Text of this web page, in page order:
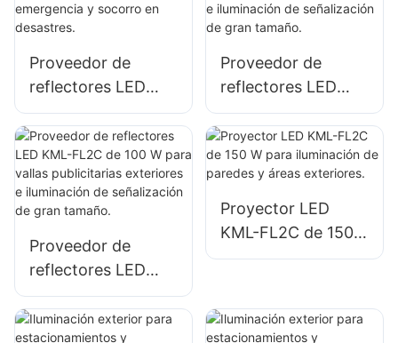
obras de
almacenamiento
Proveedor de
reflectores LED
KML-FL05 de 200
W para iluminación
de sitios de
emergencia y
socorro en
Proveedor de
reflectores LED
KML-FL2C de 50 W
para vallas
publicitarias
exteriores e
iluminación de
señalización de
gran tamaño.
Proveedor de
reflectores LED
KML-FL2C de 100
W para vallas
Proyector LED
KML-FL2C de 150
W para iluminación
exteriores.